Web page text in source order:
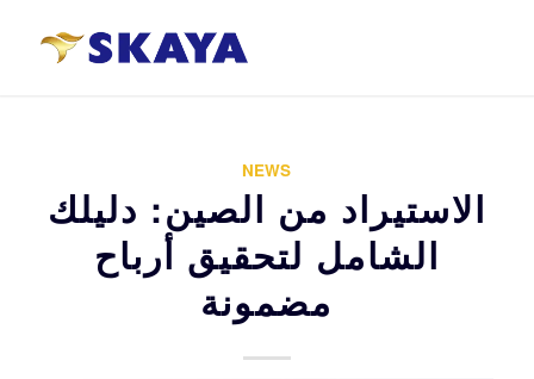
NEWS
الاستيراد من الصين: دليلك
الشامل لتحقيق أرباح
مضمونة